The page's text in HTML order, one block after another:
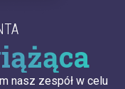
nasz zespół w celu